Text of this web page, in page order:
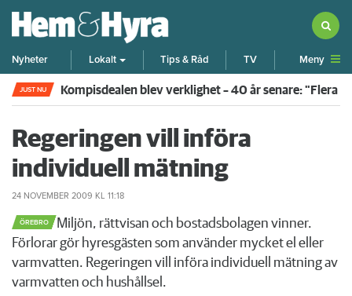
Nyheter Lokalt Tips & Råd TV Meny
JUST NU Kompisdealen blev verklighet – 40 år senare: "Flera
Regeringen vill införa
individuell mätning
24 NOVEMBER 2009 KL 11:18
ÖREBRO
​Miljön, rättvisan och bostadsbolagen vinner.
Förlorar gör hyresgästen som använder mycket el eller
varmvatten. Regeringen vill införa individuell mätning av
varmvatten och hushållsel.